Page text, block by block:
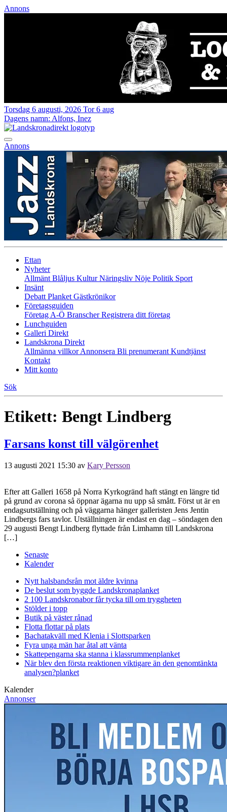
Annons
Torsdag 6 augusti, 2026 Tor 6 aug
Dagens namn: Alfons, Inez
Annons
Ettan
Nyheter
Allmänt Blåljus KulturNäringsliv Nöje Politik Sport
Insänt
Debatt Planket Gästkrönikor
Företagsguiden
Företag A-Ö BranscherRegistrera ditt företag
Lunchguiden
Galleri Direkt
Landskrona Direkt
Allmänna villkorAnnonsera Bli prenumerant Kundtjänst
Kontakt
Mitt konto
Sök
Etikett: Bengt Lindberg
Farsans konst till välgörenhet
13 augusti 2021 15:30 av Kary Persson
Efter att Galleri 1658 på Norra Kyrkogränd haft stängt en längre tid
på grund av corona så öppnar ägarna nu upp så smått. Först ut är en
endagsutställning och på väggarna hänger galleristen Jens Jentin
Lindbergs fars tavlor. Utställningen är endast en dag – söndagen den
29 augusti Bengt Lindberg flyttade från Limhamn till Landskrona
[…]
Senaste
Kalender
Nytt halsbandsrån mot äldre kvinna
De beslut som byggde Landskronaplanket
2 100 Landskronabor får tycka till om tryggheten
Stölder i topp
Butik på väster rånad
Flotta flottar på plats
Bachatakväll med Klenia i Slottsparken
Fyra unga män har åtal att vänta
Skattepengarna ska stanna i klassrummenplanket
När blev den första reaktionen viktigare än den genomtänkta
analysen?planket
Kalender
Annonser